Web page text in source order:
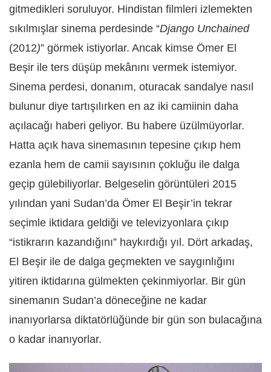
gitmedikleri soruluyor. Hindistan filmleri izlemekten
sıkılmışlar sinema perdesinde “Django Unchained
(2012)” görmek istiyorlar. Ancak kimse Ömer El
Beşir ile ters düşüp mekânını vermek istemiyor.
Sinema perdesi, donanım, oturacak sandalye nasıl
bulunur diye tartışılırken en az iki camiinin daha
açılacağı haberi geliyor. Bu habere üzülmüyorlar.
Hatta açık hava sinemasının tepesine çıkıp hem
ezanla hem de camii sayısının çokluğu ile dalga
geçip gülebiliyorlar. Belgeselin görüntüleri 2015
yılından yani Sudan’da Ömer El Beşir’in tekrar
seçimle iktidara geldiği ve televizyonlara çıkıp
“istikrarın kazandığını” haykırdığı yıl. Dört arkadaş,
El Beşir ile de dalga geçmekten ve saygınlığını
yitiren iktidarına gülmekten çekinmiyorlar. Bir gün
sinemanın Sudan’a döneceğine ne kadar
inanıyorlarsa diktatörlüğünde bir gün son bulacağına
o kadar inanıyorlar.